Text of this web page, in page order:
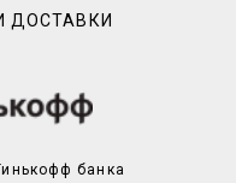
ДОСТАВКИ
банка